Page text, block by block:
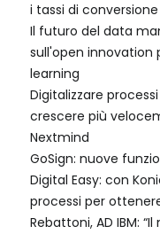
i tassi di conversione
Il futuro del data
sull'open innovation
learning
Digitalizzare
crescere più
Nextmind
GoSign: nuove
Digital Easy: con
processi per
Rebattoni, AD IBM: